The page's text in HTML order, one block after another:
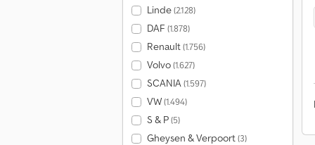
Linde(2.128)
DAF (1.878)
Renault(1.756)
Volvo(1.627)
SCANIA(1.597)
VW(1.494)
S & P(5)
Gheysen & Verpoort(3)